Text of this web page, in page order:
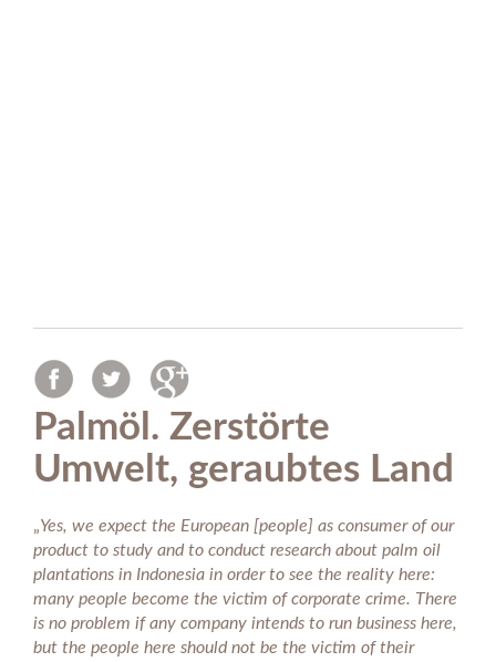
Palmöl. Zerstörte
Umwelt, geraubtes Land
„Yes, we expect the European [people] as consumer of our
product to study and to conduct research about palm oil
plantations in Indonesia in order to see the reality here:
many people become the victim of corporate crime. There
is no problem if any company intends to run business here,
but the people here should not be the victim of their